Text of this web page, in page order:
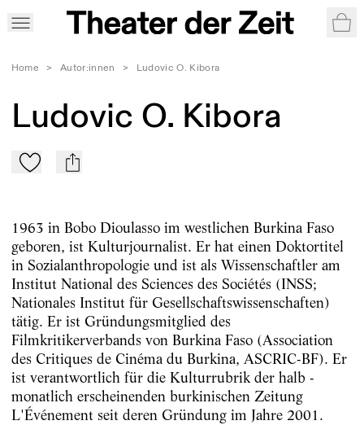
Home > Autor:innen > Ludovic O. Kibora
Ludovic O. Kibora
Zu Mein-TdZ hinzufügen
mail
1963 in Bobo Dioulasso im westlichen Burkina Faso
geboren, ist Kulturjournalist. Er hat einen Doktortitel
in Sozialanthropologie und ist als Wissenschaftler am
Institut National des Sciences des Sociétés (INSS;
Nationales Institut für Gesellschaftswissenschaften)
tätig. Er ist Gründungsmitglied des
Filmkritikerverbands von Burkina Faso (Association
des Critiques de Cinéma du Burkina, ASCRIC-BF). Er
ist verantwortlich für die Kulturrubrik der halb -
monatlich erscheinenden burkinischen Zeitung
L'Événement seit deren Gründung im Jahre 2001.